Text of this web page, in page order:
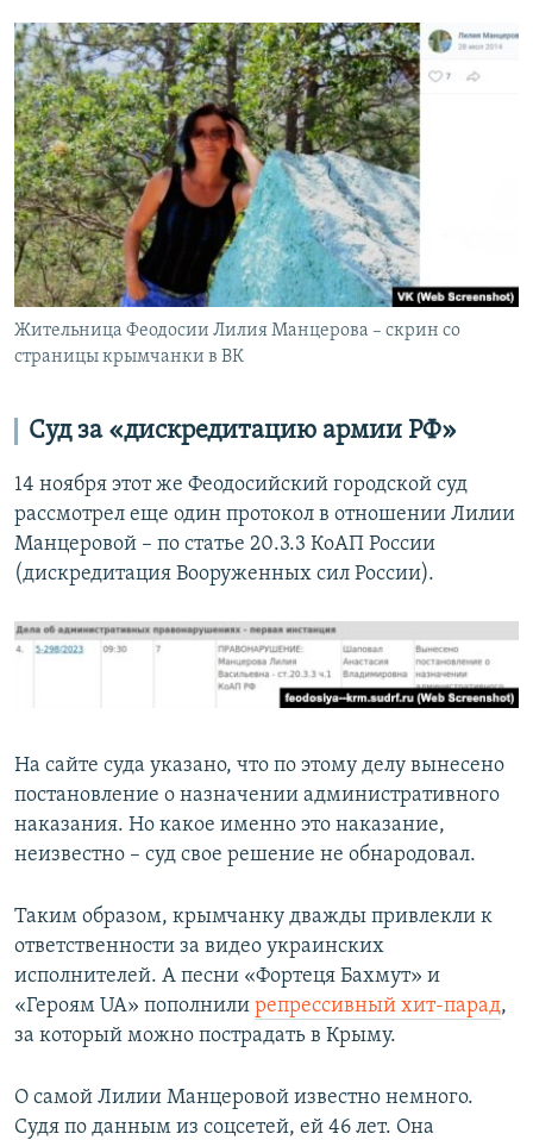
Жительница Феодосии Лилия Манцерова – скрин со
страницы крымчанки в ВК
Суд за «дискредитацию армии РФ»
14 ноября этот же Феодосийский городской суд
рассмотрел еще один протокол в отношении Лилии
Манцеровой – по статье 20.3.3 КоАП России
(дискредитация Вооруженных сил России).
На сайте суда указано, что по этому делу вынесено
постановление о назначении административного
наказания. Но какое именно это наказание,
неизвестно – суд свое решение не обнародовал.
Таким образом, крымчанку дважды привлекли к
ответственности за видео украинских
исполнителей. А песни «Фортеця Бахмут» и
«Героям UA» пополнили репрессивный хит-парад,
за который можно пострадать в Крыму.
О самой Лилии Манцеровой известно немного.
Судя по данным из соцсетей, ей 46 лет. Она